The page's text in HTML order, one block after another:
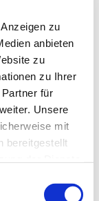
zu
anbieten
zu
zu Ihrer
für
Unsere
mit
bereitgestellt